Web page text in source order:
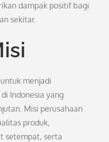
dampak positif bagi
sekitar.
menjadi
Indonesia yang
Misi perusahaan
produk,
setempat, serta